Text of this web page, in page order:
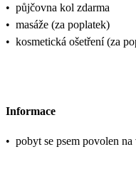
• půjčovna kol zdarma
• masáže (za poplatek)
• kosmetická ošetření (za
Informace
• pobyt se psem povolen